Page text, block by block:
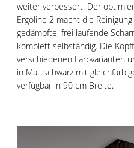
weiter verbessert. Der
Ergoline 2 macht die
gedämpfte, frei laufende
komplett selbständig. Die
verschiedenen Farbvarianten
in Mattschwarz mit
verfügbar in 90 cm Breite.